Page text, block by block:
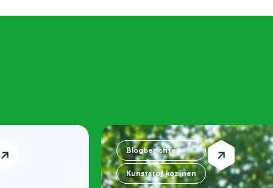
Blogberichten
Kunststof kozijnen